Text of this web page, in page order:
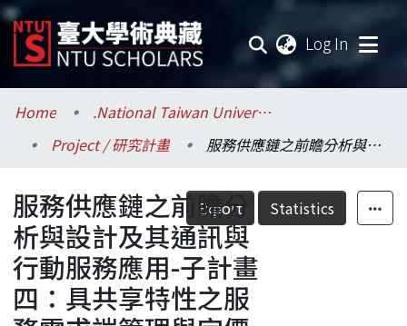
Log In
Communities & Collections
Research Outputs
Fundings & Projects
Researchers
Organizations
Home
.National Taiwan University / 國立臺灣大學
Project / 研究計畫
服務供應鏈之前瞻分析與設計及其通訊與行動服務應用-子計畫四：具共享特性之服務需求端管理與定價之研究(I)
Export Statistics
服務供應鏈之前瞻分
析與設計及其通訊與
行動服務應用-子計畫
四：具共享特性之服